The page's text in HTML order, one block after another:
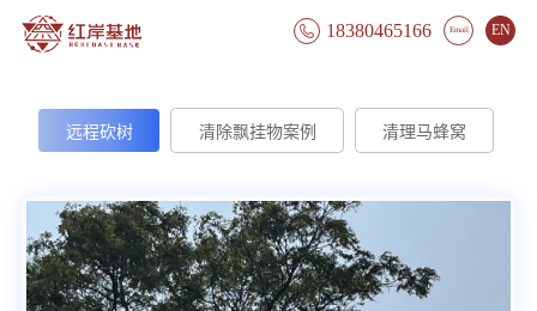
 18380465166 Email EN
远程砍树 清除飘挂物案例 清理马蜂窝